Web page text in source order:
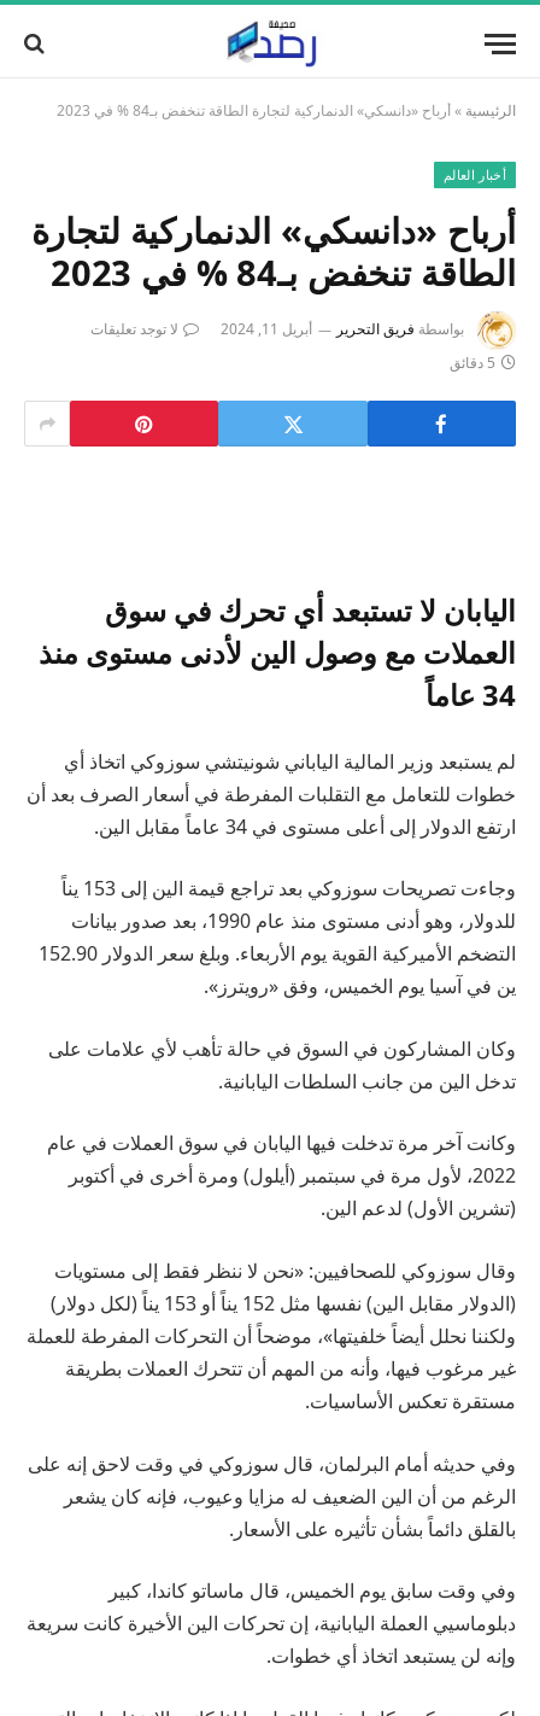
الرئيسية »أرباح «دانسكي» الدنماركية لتجارة الطاقة تنخفض بـ84 % في 2023
أخبار العالم
أرباح «دانسكي» الدنماركية لتجارة
الطاقة تنخفض بـ84 % في 2023
بواسطة فريق التحرير أبريل 11, 2024
لا توجد تعليقات
5 دقائق
اليابان لا تستبعد أي تحرك في سوق
العملات مع وصول الين لأدنى مستوى منذ
34 عاماً
لم يستبعد وزير المالية الياباني شونيتشي سوزوكي اتخاذ أي
خطوات للتعامل مع التقلبات المفرطة في أسعار الصرف بعد أن
ارتفع الدولار إلى أعلى مستوى في 34 عاماً مقابل الين.
وجاءت تصريحات سوزوكي بعد تراجع قيمة الين إلى 153 يناً
للدولار، وهو أدنى مستوى منذ عام 1990، بعد صدور بيانات
التضخم الأميركية القوية يوم الأربعاء. وبلغ سعر الدولار 152.90
ين في آسيا يوم الخميس، وفق «رويترز».
وكان المشاركون في السوق في حالة تأهب لأي علامات على
تدخل الين من جانب السلطات اليابانية.
وكانت آخر مرة تدخلت فيها اليابان في سوق العملات في عام
2022، لأول مرة في سبتمبر (أيلول) ومرة أخرى في أكتوبر
(تشرين الأول) لدعم الين.
وقال سوزوكي للصحافيين: «نحن لا ننظر فقط إلى مستويات
(الدولار مقابل الين) نفسها مثل 152 يناً أو 153 يناً (لكل دولار)
ولكننا نحلل أيضاً خلفيتها»، موضحاً أن التحركات المفرطة للعملة
غير مرغوب فيها، وأنه من المهم أن تتحرك العملات بطريقة
مستقرة تعكس الأساسيات.
وفي حديثه أمام البرلمان، قال سوزوكي في وقت لاحق إنه على
الرغم من أن الين الضعيف له مزايا وعيوب، فإنه كان يشعر
بالقلق دائماً بشأن تأثيره على الأسعار.
وفي وقت سابق يوم الخميس، قال ماساتو كاندا، كبير
دبلوماسيي العملة اليابانية، إن تحركات الين الأخيرة كانت سريعة
وإنه لن يستبعد اتخاذ أي خطوات.